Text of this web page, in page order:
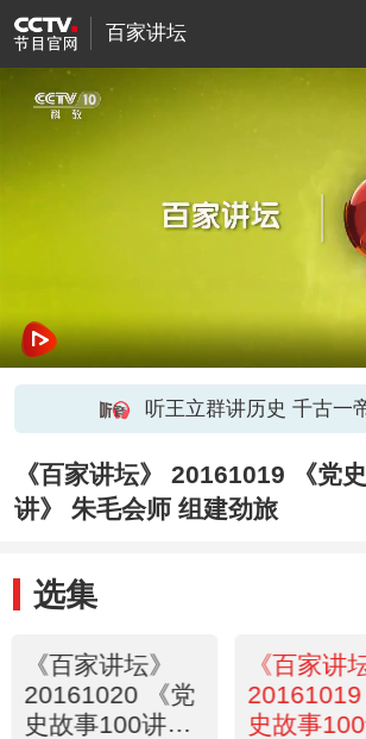
百家讲坛
听王立群讲历史 千古一
《百家讲坛》 20161019 《党
讲》 朱毛会师 组建劲旅
选集
《百家讲坛》
20161020 《党
史故事100讲》
《百家讲
史故事